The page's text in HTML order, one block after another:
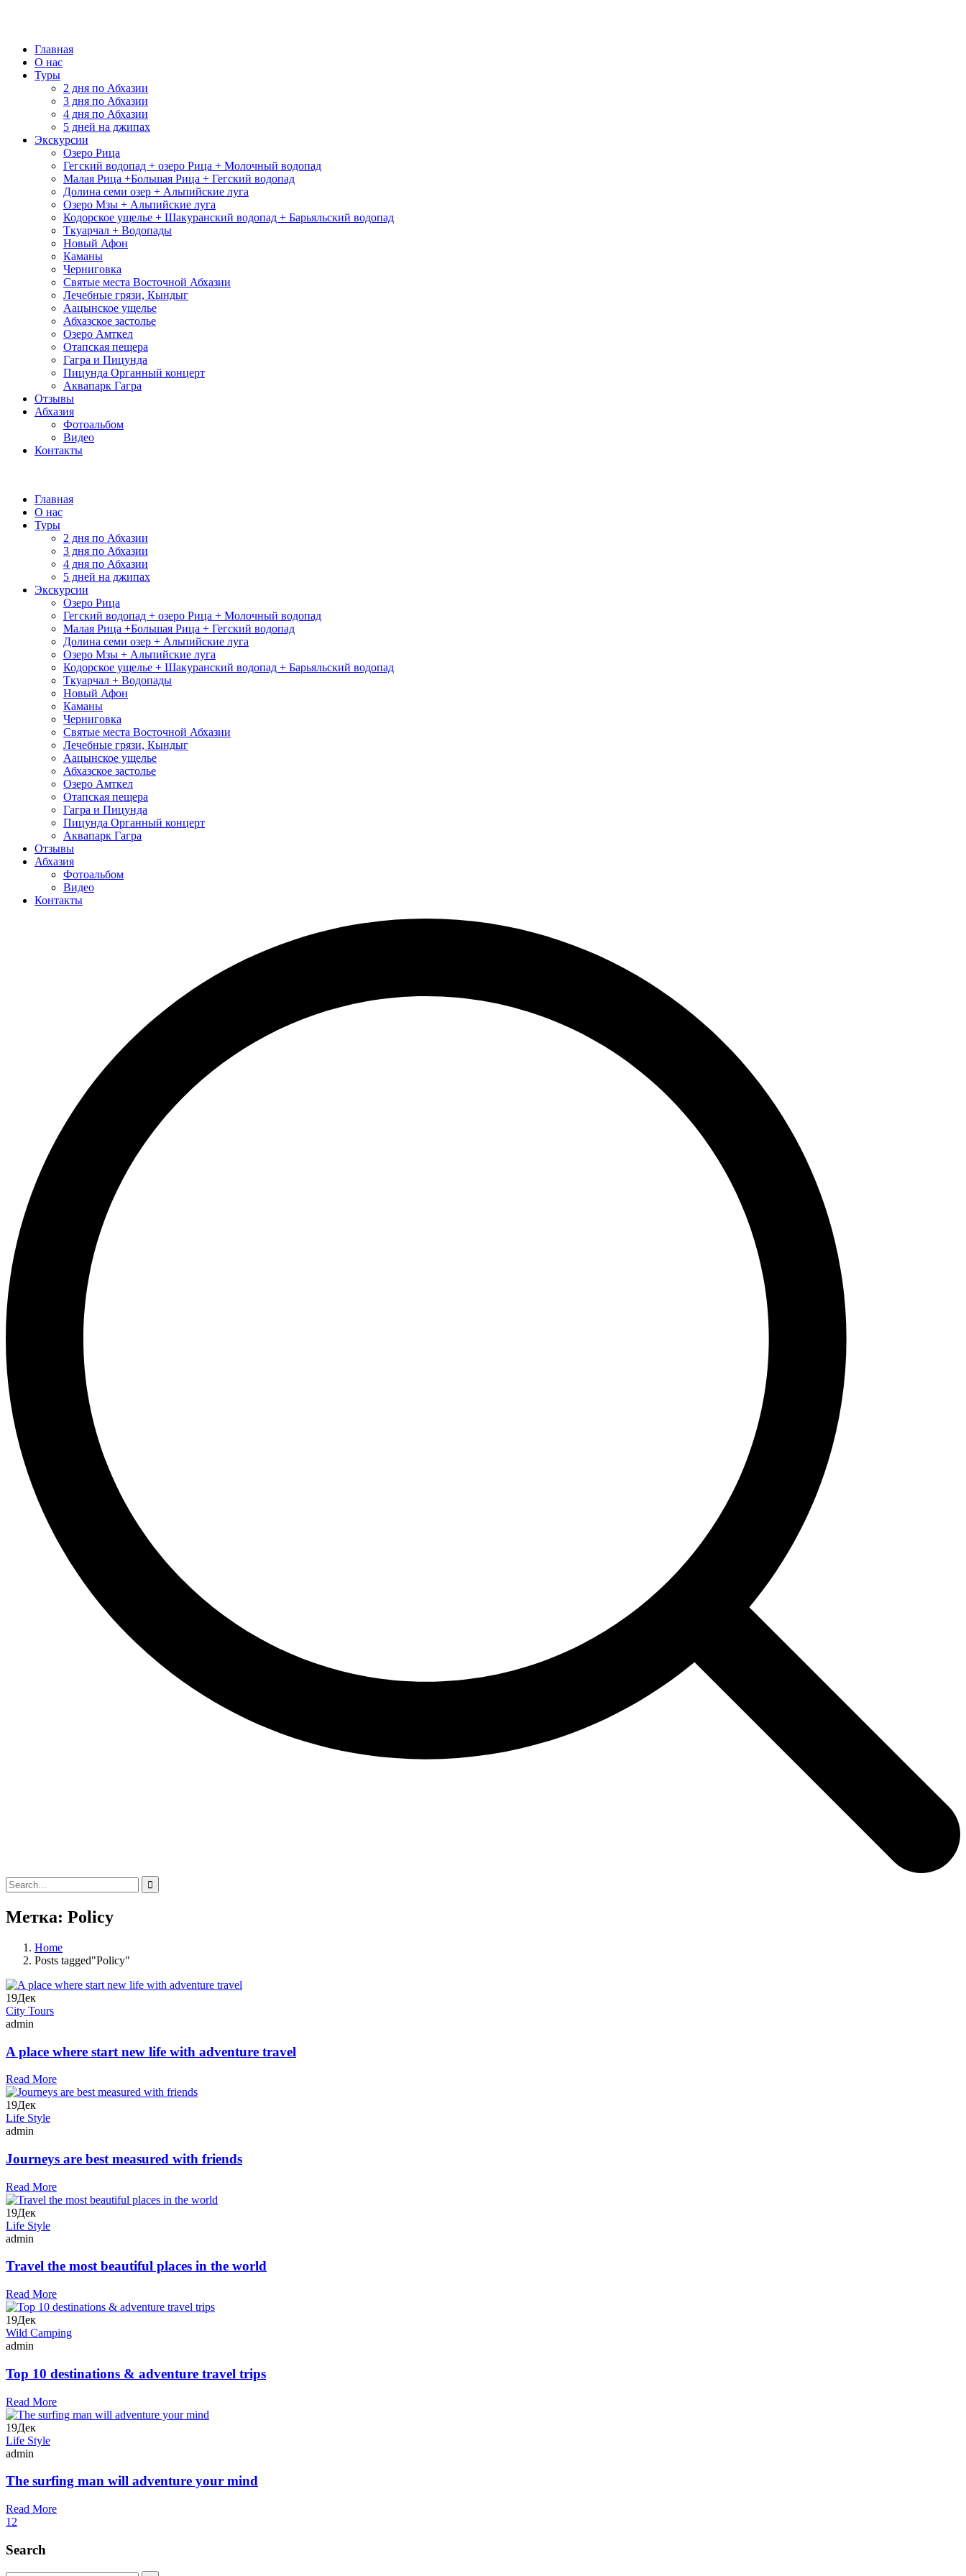
Главная
О нас
Туры
2 дня по Абхазии
3 дня по Абхазии
4 дня по Абхазии
5 дней на джипах
Экскурсии
Озеро Рица
Гегский водопад + озеро Рица + Молочный водопад
Малая Рица +Большая Рица + Гегский водопад
Долина семи озер + Альпийские луга
Озеро Мзы + Альпийские луга
Кодорское ущелье + Шакуранский водопад + Барьяльский водопад
Ткуарчал + Водопады
Новый Афон
Каманы
Черниговка
Святые места Восточной Абхазии
Лечебные грязи, Кындыг
Аацынское ущелье
Абхазское застолье
Озеро Амткел
Отапская пещера
Гагра и Пицунда
Пицунда Органный концерт
Аквапарк Гагра
Отзывы
Абхазия
Фотоальбом
Видео
Контакты
Главная
О нас
Туры
2 дня по Абхазии
3 дня по Абхазии
4 дня по Абхазии
5 дней на джипах
Экскурсии
Озеро Рица
Гегский водопад + озеро Рица + Молочный водопад
Малая Рица +Большая Рица + Гегский водопад
Долина семи озер + Альпийские луга
Озеро Мзы + Альпийские луга
Кодорское ущелье + Шакуранский водопад + Барьяльский водопад
Ткуарчал + Водопады
Новый Афон
Каманы
Черниговка
Святые места Восточной Абхазии
Лечебные грязи, Кындыг
Аацынское ущелье
Абхазское застолье
Озеро Амткел
Отапская пещера
Гагра и Пицунда
Пицунда Органный концерт
Аквапарк Гагра
Отзывы
Абхазия
Фотоальбом
Видео
Контакты
Метка: Policy
Home
Posts tagged"Policy"
19Дек
City Tours
admin
A place where start new life with adventure travel
Read More
19Дек
Life Style
admin
Journeys are best measured with friends
Read More
19Дек
Life Style
admin
Travel the most beautiful places in the world
Read More
19Дек
Wild Camping
admin
Top 10 destinations & adventure travel trips
Read More
19Дек
Life Style
admin
The surfing man will adventure your mind
Read More
1 2
Search